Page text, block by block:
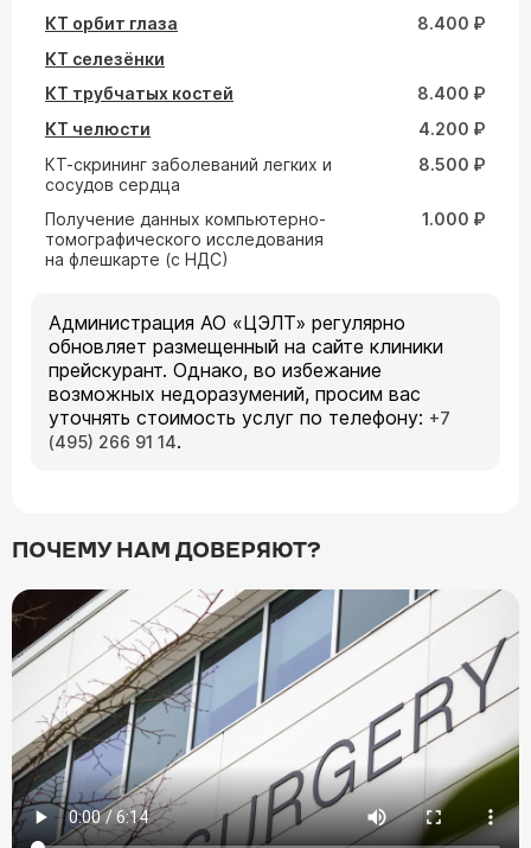
КТ орбит глаза
8.400 ₽
КТ селезёнки
КТ трубчатых костей
8.400 ₽
КТ челюсти
4.200 ₽
КТ-скрининг заболеваний легких и
сосудов сердца
8.500 ₽
Получение данных компьютерно-
томографического исследования
на флешкарте (с НДС)
1.000 ₽
Администрация АО «ЦЭЛТ» регулярно
обновляет размещенный на сайте клиники
прейскурант. Однако, во избежание
возможных недоразумений, просим вас
уточнять стоимость услуг по телефону: +7
(495) 266 91 14.
ПОЧЕМУ НАМ ДОВЕРЯЮТ?